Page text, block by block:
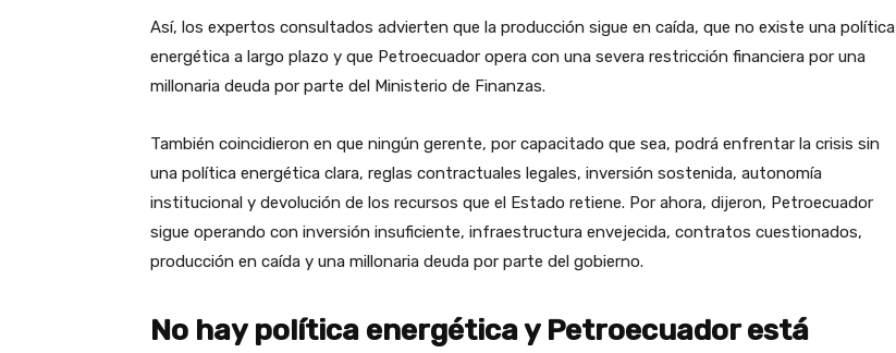
Así, los expertos consultados advierten que la producción sigue en caída, que no existe una política
energética a largo plazo y que Petroecuador opera con una severa restricción financiera por una
millonaria deuda por parte del Ministerio de Finanzas.
También coincidieron en que ningún gerente, por capacitado que sea, podrá enfrentar la crisis sin
una política energética clara, reglas contractuales legales, inversión sostenida, autonomía
institucional y devolución de los recursos que el Estado retiene. Por ahora, dijeron, Petroecuador
sigue operando con inversión insuficiente, infraestructura envejecida, contratos cuestionados,
producción en caída y una millonaria deuda por parte del gobierno.
No hay política energética y Petroecuador está